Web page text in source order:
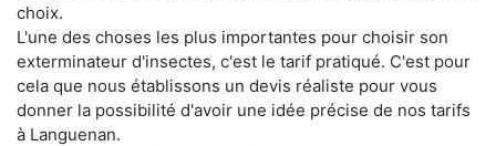
choix.
L'une des choses les plus importantes pour choisir son
exterminateur d'insectes, c'est le tarif pratiqué. C'est pour
cela que nous établissons un devis réaliste pour vous
donner la possibilité d'avoir une idée précise de nos tarifs
à Languenan.